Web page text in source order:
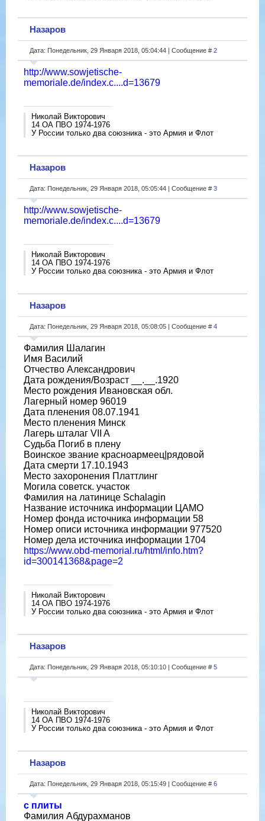
Назаров
Дата: Понедельник, 29 Января 2018, 05:04:44 | Сообщение # 2
http://www.sowjetische-
memoriale.de/index.c....d=13679
Николай Викторович
14 ОА ПВО 1974-1976
У России только два союзника - это Армия и Флот
Назаров
Дата: Понедельник, 29 Января 2018, 05:05:44 | Сообщение # 3
http://www.sowjetische-
memoriale.de/index.c....d=13679
Николай Викторович
14 ОА ПВО 1974-1976
У России только два союзника - это Армия и Флот
Назаров
Дата: Понедельник, 29 Января 2018, 05:08:05 | Сообщение # 4
Фамилия Шалагин
Имя Василий
Отчество Александрович
Дата рождения/Возраст __.__.1920
Место рождения Ивановская обл.
Лагерный номер 96019
Дата пленения 08.07.1941
Место пленения Минск
Лагерь шталаг VII A
Судьба Погиб в плену
Воинское звание красноармеец|рядовой
Дата смерти 17.10.1943
Место захоронения Платтлинг
Могила советск. участок
Фамилия на латинице Schalagin
Название источника информации ЦАМО
Номер фонда источника информации 58
Номер описи источника информации 977520
Номер дела источника информации 1704
https://www.obd-memorial.ru/html/info.htm?
id=300141368&page=2
Николай Викторович
14 ОА ПВО 1974-1976
У России только два союзника - это Армия и Флот
Назаров
Дата: Понедельник, 29 Января 2018, 05:10:10 | Сообщение # 5
Николай Викторович
14 ОА ПВО 1974-1976
У России только два союзника - это Армия и Флот
Назаров
Дата: Понедельник, 29 Января 2018, 05:15:49 | Сообщение # 6
с плиты
Фамилия Абдурахманов